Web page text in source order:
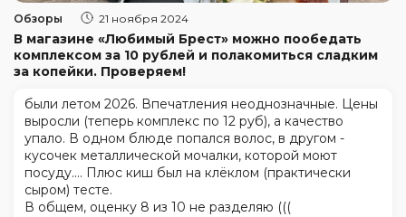
Обзоры 21 ноября 2024
В магазине «Любимый Брест» можно пообедать
комплексом за 10 рублей и полакомиться сладким
за копейки. Проверяем!
были летом 2026. Впечатления неоднозначные. Цены
выросли (теперь комплекс по 12 руб), а качество
упало. В одном блюде попался волос, в другом -
кусочек металлической мочалки, которой моют
посуду.... Плюс киш был на клёклом (практически
сыром) тесте.
В общем, оценку 8 из 10 не разделяю (((